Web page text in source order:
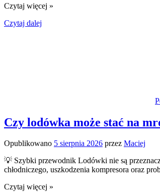
Czytaj więcej »
Czytaj dalej
Czy lodówka może stać na
Opublikowano 5 sierpnia 2026 przez Maciej
💡 Szybki przewodnik Lodówki nie są
chłodniczego, uszkodzenia kompresora oraz
Czytaj więcej »